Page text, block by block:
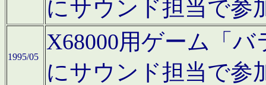
にサウンド担当で参
1995/05
X68000用ゲーム「
にサウンド担当で参